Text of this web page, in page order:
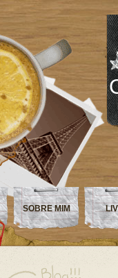
SOBRE MIM